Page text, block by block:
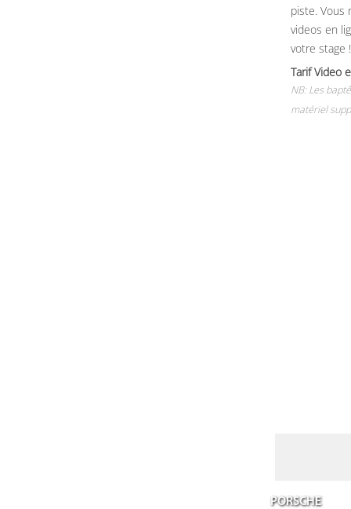
piste. Vous
videos en
votre stage !
Tarif Video
NB: Les
matériel
PORSCHE